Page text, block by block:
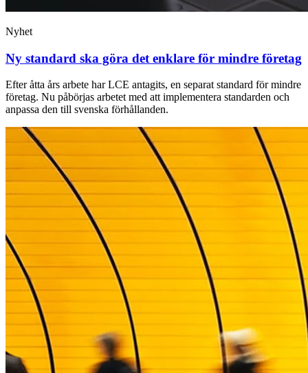
Nyhet
Ny standard ska göra det enklare för mindre företag
Efter åtta års arbete har LCE antagits, en separat standard för mindre
företag. Nu påbörjas arbetet med att implementera standarden och
anpassa den till svenska förhållanden.